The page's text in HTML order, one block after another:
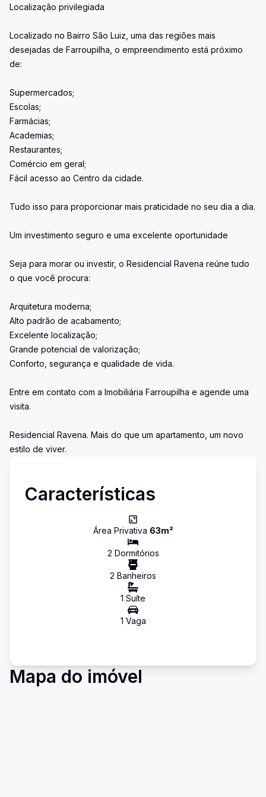
Localização privilegiada
Localizado no Bairro São Luiz, uma das regiões mais
desejadas de Farroupilha, o empreendimento está próximo
de:
Supermercados;
Escolas;
Farmácias;
Academias;
Restaurantes;
Comércio em geral;
Fácil acesso ao Centro da cidade.
Tudo isso para proporcionar mais praticidade no seu dia a dia.
Um investimento seguro e uma excelente oportunidade
Seja para morar ou investir, o Residencial Ravena reúne tudo
o que você procura:
Arquitetura moderna;
Alto padrão de acabamento;
Excelente localização;
Grande potencial de valorização;
Conforto, segurança e qualidade de vida.
Entre em contato com a Imobiliária Farroupilha e agende uma
visita.
Residencial Ravena. Mais do que um apartamento, um novo
estilo de viver.
Características
Área Privativa 63m²
2 Dormitórios
2 Banheiros
1 Suíte
1 Vaga
Mapa do imóvel